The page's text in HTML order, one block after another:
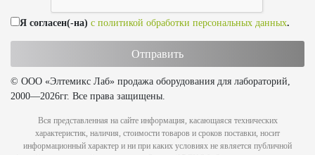
Я согласен(-на) с политикой обработки персональных данных.
© ООО «Элтемикс Лаб» продажа оборудования для лабораторий,
2000—2026гг. Все права защищены.
Вся представленная на сайте информация, касающаяся технических
характеристик, наличия, стоимости товаров и сроков поставки, носит
информационный характер и ни при каких условиях не является публичной